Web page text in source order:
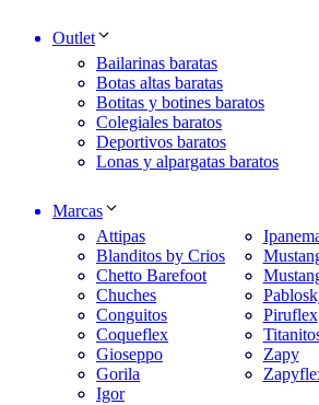
Outlet
Bailarinas baratas
Botas altas baratas
Botitas y botines baratos
Colegiales baratos
Deportivos baratos
Lonas y alpargatas baratos
Marcas
Attipas
Blanditos by Crios
Chetto Barefoot
Chuches
Conguitos
Coqueflex
Gioseppo
Gorila
Igor
Piruflex
Zapy